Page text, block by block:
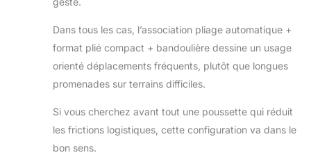
ainsi qu'à ceux de
bébé, ce qui fait de
poussette pour
bébé pratique au
COMPATIBLE AVEC
LES SIÈGES-AUTO
Dans tous les cas, l’association pliage automatique +
format plié compact + bandoulière dessine un usage
orienté déplacements fréquents, plutôt que longues
promenades sur terrains difficiles.
Si vous cherchez avant tout une poussette qui réduit
les frictions logistiques, cette configuration va dans le
bon sens.